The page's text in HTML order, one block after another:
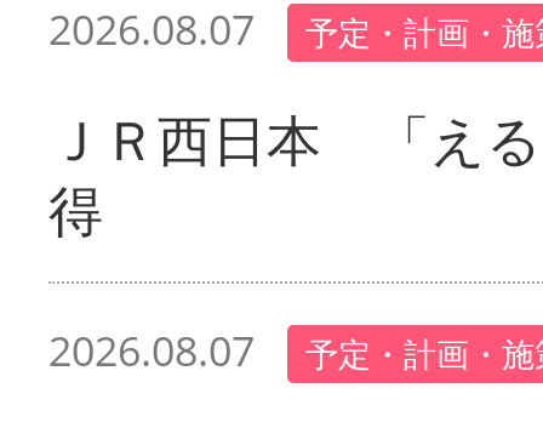
2026.08.07 予定・計画・
ＪＲ西日本 「え
得
2026.08.07 予定・計画・